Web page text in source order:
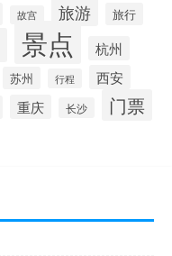
故宫 旅游 旅行
景点 杭州
苏州 行程 西安
重庆 长沙 门票